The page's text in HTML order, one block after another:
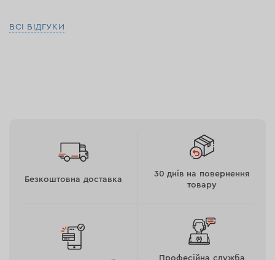
ВСІ ВІДГУКИ
Безкоштовна доставка
30 днів на повернення
товару
Професійна служба